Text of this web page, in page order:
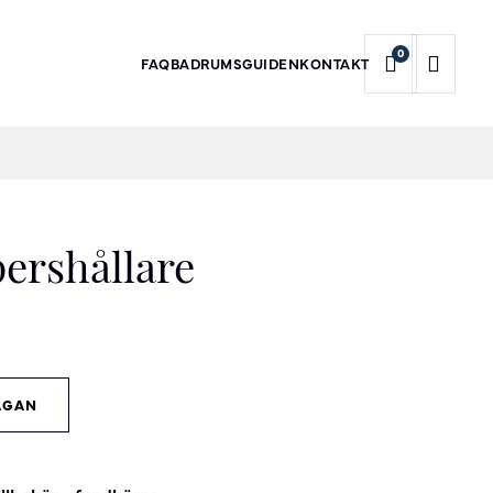
FAQBADRUMSGUIDENKONTAKT
0